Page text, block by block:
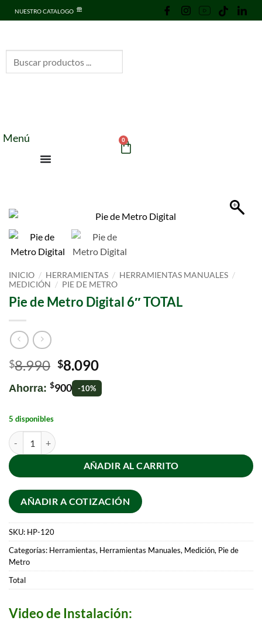
NUESTRO CATALOGO
Menú 0
INICIO / HERRAMIENTAS / HERRAMIENTAS MANUALES /
MEDICIÓN / PIE DE METRO
Pie de Metro Digital 6″ TOTAL
$8.990 $8.090
Ahorra: $900 -10%
5 disponibles
AÑADIR AL CARRITO
AÑADIR A COTIZACIÓN
SKU: HP-120
Categorías: Herramientas, Herramientas Manuales, Medición, Pie de
Metro
Total
Video de Instalación: